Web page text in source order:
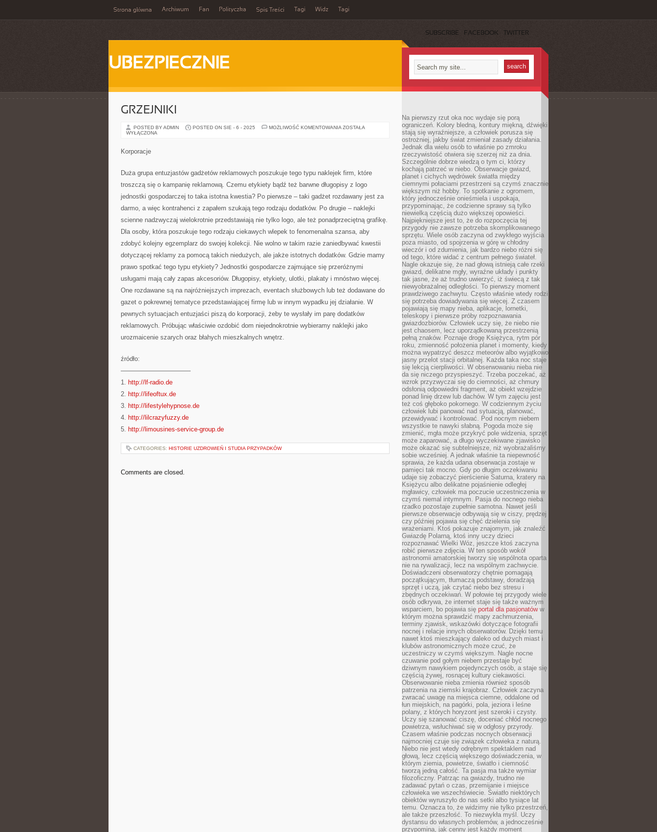
Strona główna Archiwum Fan Polityczka Spis Treści Tagi Widz Tagi
SUBSCRIBE FACEBOOK TWITTER
UBEZPIECZNIE
GRZEJNIKI
POSTED BY ADMIN POSTED ON SIE - 6 - 2025 MOŻLIWOŚĆ KOMENTOWANIA GRZEJNIKI
ZOSTAŁA
WYŁĄCZONA
Korporacje
Duża grupa entuzjastów gadżetów reklamowych poszukuje tego typu naklejek firm, które
troszczą się o kampanię reklamową. Czemu etykiety bądź też barwne długopisy z logo
jednostki gospodarczej to taka istotna kwestia? Po pierwsze – taki gadżet rozdawany jest za
darmo, a więc kontrahenci z zapałem szukają tego rodzaju dodatków. Po drugie – naklejki
scienne nadzwyczaj wielokrotnie przedstawiają nie tylko logo, ale też ponadprzeciętną grafikę.
Dla osoby, która poszukuje tego rodzaju ciekawych wlepek to fenomenalna szansa, aby
zdobyć kolejny egzemplarz do swojej kolekcji. Nie wolno w takim razie zaniedbywać kwestii
dotyczącej reklamy za pomocą takich niedużych, ale jakże istotnych dodatków. Gdzie mamy
prawo spotkać tego typu etykiety? Jednostki gospodarcze zajmujące się przeróżnymi
usługami mają cały zapas akcesoriów. Długopisy, etykiety, ulotki, plakaty i mnóstwo więcej.
One rozdawane są na najróżniejszych imprezach, eventach służbowych lub też dodawane do
gazet o pokrewnej tematyce przedstawiającej firmę lub w innym wypadku jej działanie. W
pewnych sytuacjach entuzjaści piszą do korporacji, żeby te wysłały im parę dodatków
reklamowych. Próbując właściwie ozdobić dom niejednokrotnie wybieramy naklejki jako
urozmaicenie szarych oraz błahych mieszkalnych wnętrz.
źródło:
———————————
1. http://lf-radio.de
2. http://lifeoftux.de
3. http://lifestylehypnose.de
4. http://lilcrazyfuzzy.de
5. http://limousines-service-group.de
CATEGORIES: HISTORIE UZDROWIEŃ I STUDIA PRZYPADKÓW
Comments are closed.
Na pierwszy rzut oka noc wydaje się porą
ograniczeń. Kolory bledną, kontury miękną, dźwięki
stają się wyraźniejsze, a człowiek porusza się
ostrożniej, jakby świat zmieniał zasady działania.
Jednak dla wielu osób to właśnie po zmroku
rzeczywistość otwiera się szerzej niż za dnia.
Szczególnie dobrze wiedzą o tym ci, którzy
kochają patrzeć w niebo. Obserwacje gwiazd,
planet i cichych wędrówek światła między
ciemnymi połaciami przestrzeni są czymś znacznie
większym niż hobby. To spotkanie z ogromem,
który jednocześnie onieśmiela i uspokaja,
przypominając, że codzienne sprawy są tylko
niewielką częścią dużo większej opowieści.
Najpiękniejsze jest to, że do rozpoczęcia tej
przygody nie zawsze potrzeba skomplikowanego
sprzętu. Wiele osób zaczyna od zwykłego wyjścia
poza miasto, od spojrzenia w górę w chłodny
wieczór i od zdumienia, jak bardzo niebo różni się
od tego, które widać z centrum pełnego świateł.
Nagle okazuje się, że nad głową istnieją całe rzeki
gwiazd, delikatne mgły, wyraźne układy i punkty
tak jasne, że aż trudno uwierzyć, iż świecą z tak
niewyobrażalnej odległości. To pierwszy moment
prawdziwego zachwytu. Często właśnie wtedy rodzi
się potrzeba dowiadywania się więcej. Z czasem
pojawiają się mapy nieba, aplikacje, lornetki,
teleskopy i pierwsze próby rozpoznawania
gwiazdozbiorów. Człowiek uczy się, że niebo nie
jest chaosem, lecz uporządkowaną przestrzenią
pełną znaków. Poznaje drogę Księżyca, rytm pór
roku, zmienność położenia planet i momenty, kiedy
można wypatrzyć deszcz meteorów albo wyjątkowo
jasny przelot stacji orbitalnej. Każda taka noc staje
się lekcją cierpliwości. W obserwowaniu nieba nie
da się niczego przyspieszyć. Trzeba poczekać, aż
wzrok przyzwyczai się do ciemności, aż chmury
odsłonią odpowiedni fragment, aż obiekt wzejdzie
ponad linię drzew lub dachów. W tym zajęciu jest
też coś głęboko pokornego. W codziennym życiu
człowiek lubi panować nad sytuacją, planować,
przewidywać i kontrolować. Pod nocnym niebem
wszystkie te nawyki słabną. Pogoda może się
zmienić, mgła może przykryć pole widzenia, sprzęt
może zaparować, a długo wyczekiwane zjawisko
może okazać się subtelniejsze, niż wyobrażaliśmy
sobie wcześniej. A jednak właśnie ta niepewność
sprawia, że każda udana obserwacja zostaje w
pamięci tak mocno. Gdy po długim oczekiwaniu
udaje się zobaczyć pierścienie Saturna, kratery na
Księżycu albo delikatne pojaśnienie odległej
mgławicy, człowiek ma poczucie uczestniczenia w
czymś niemal intymnym. Pasja do nocnego nieba
rzadko pozostaje zupełnie samotna. Nawet jeśli
pierwsze obserwacje odbywają się w ciszy, prędzej
czy później pojawia się chęć dzielenia się
wrażeniami. Ktoś pokazuje znajomym, jak znaleźć
Gwiazdę Polarną, ktoś inny uczy dzieci
rozpoznawać Wielki Wóz, jeszcze ktoś zaczyna
robić pierwsze zdjęcia. W ten sposób wokół
astronomii amatorskiej tworzy się wspólnota oparta
nie na rywalizacji, lecz na wspólnym zachwycie.
Doświadczeni obserwatorzy chętnie pomagają
początkującym, tłumaczą podstawy, doradzają
sprzęt i uczą, jak czytać niebo bez stresu i
zbędnych oczekiwań. W połowie tej przygody wiele
osób odkrywa, że internet staje się także ważnym
wsparciem, bo pojawia się portal dla pasjonatóww
którym można sprawdzić mapy zachmurzenia,
terminy zjawisk, wskazówki dotyczące fotografii
nocnej i relacje innych obserwatorów. Dzięki temu
nawet ktoś mieszkający daleko od dużych miast i
klubów astronomicznych może czuć, że
uczestniczy w czymś większym. Nagle nocne
czuwanie pod gołym niebem przestaje być
dziwnym nawykiem pojedynczych osób, a staje się
częścią żywej, rosnącej kultury ciekawości.
Obserwowanie nieba zmienia również sposób
patrzenia na ziemski krajobraz. Człowiek zaczyna
zwracać uwagę na miejsca ciemne, oddalone od
łun miejskich, na pagórki, pola, jeziora i leśne
polany, z których horyzont jest szeroki i czysty.
Uczy się szanować ciszę, doceniać chłód nocnego
powietrza, wsłuchiwać się w odgłosy przyrody.
Czasem właśnie podczas nocnych obserwacji
najmocniej czuje się związek człowieka z naturą.
Niebo nie jest wtedy odrębnym spektaklem nad
głową, lecz częścią większego doświadczenia, w
którym ziemia, powietrze, światło i ciemność
tworzą jedną całość. Ta pasja ma także wymiar
filozoficzny. Patrząc na gwiazdy, trudno nie
zadawać pytań o czas, przemijanie i miejsce
człowieka we wszechświecie. Światło niektórych
obiektów wyruszyło do nas setki albo tysiące lat
temu. Oznacza to, że widzimy nie tylko przestrzeń,
ale także przeszłość. To niezwykła myśl. Uczy
dystansu do własnych problemów, a jednocześnie
przypomina, jak cenny jest każdy moment